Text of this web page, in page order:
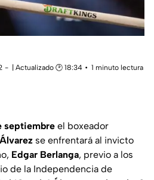
| Actualizado 🕑 18:34
1 minuto lectura
septiembre el boxeador
Álvarez se enfrentará al invicto
Edgar Berlanga, previo a los
de la Independencia de